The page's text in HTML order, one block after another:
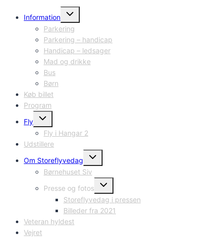
Information
Skift
Parkering
Parkering – handicap
Handicap – ledsager
Mad og drikke
Bus
Børn
Køb billet
Program
Fly
Skift
Fly i Hangar 2
Udstillere
Om Storeflyvedag
Skift
Børnehuset Siv
Presse og fotos
Skift
Storeflyvedag i pressen
Billeder fra 2021
Veteran hyldest
Vejret